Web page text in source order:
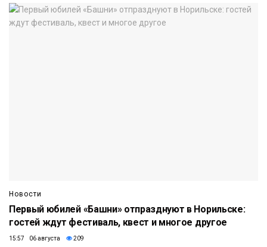
Новости
Первый юбилей «Башни» отпразднуют в Норильске:
гостей ждут фестиваль, квест и многое другое
15:57 06 августа 209